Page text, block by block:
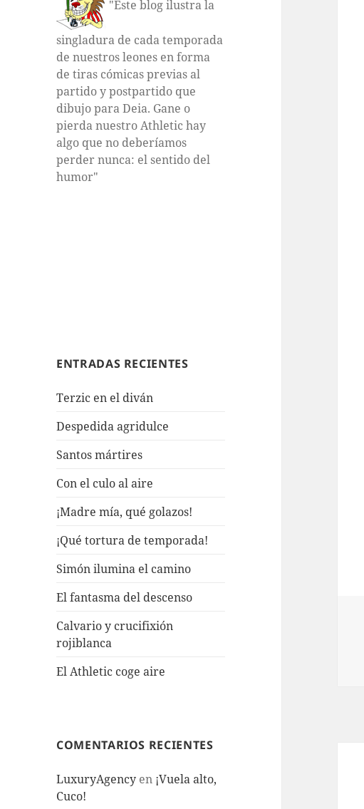
"Este blog ilustra la
singladura de cada temporada
de nuestros leones en forma
de tiras cómicas previas al
partido y postpartido que
dibujo para Deia. Gane o
pierda nuestro Athletic hay
algo que no deberíamos
perder nunca: el sentido del
humor"
ENTRADAS RECIENTES
Terzic en el diván
Despedida agridulce
Santos mártires
Con el culo al aire
¡Madre mía, qué golazos!
¡Qué tortura de temporada!
Simón ilumina el camino
El fantasma del descenso
Calvario y crucifixión
rojiblanca
El Athletic coge aire
COMENTARIOS RECIENTES
LuxuryAgency en ¡Vuela alto,
Cuco!